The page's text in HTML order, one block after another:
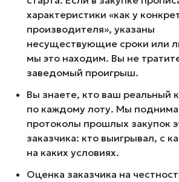
характеристики «как у
производителя», указаны
несуществующие сроки или
мы это находим. Вы не
заведомый проигрыш.
Вы знаете, кто ваш реальный
по каждому лоту. Мы
протоколы прошлых закупок
заказчика: кто выигрывал, с
на каких условиях.
Оценка заказчика на